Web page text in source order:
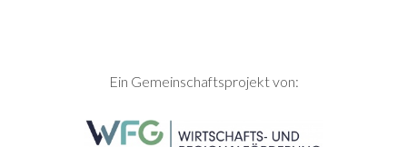
SEITENFUSSEin Gemeinschaftsprojekt von: